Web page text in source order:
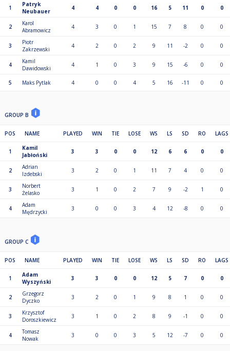
1
Patryk
Neubauer
4 4 0 0 16 5 11 0 0
2
Karol
Abramowicz
4 3 0 1 15 7 8 0 0
3
Piotr
Zakrzewski
4 2 0 2 9 11 -2 0 0
4
Kamil
Dawidowski
4 1 0 3 9 15 -6 0 0
5 Maks Pytlak 4 0 0 4 5 16 -11 0 0
GROUP B
POS NAME PLAYED WIN TIE LOSE WS LS SD RO LAGS
1
Kamil
Jabłoński
3 3 0 0 12 6 6 0 0
2
Adrian
Izdebski
3 2 0 1 11 7 4 0 0
3
Norbert
Żelasko
3 1 0 2 7 9 -2 1 0
4
Adam
Mędrzycki
3 0 0 3 4 12 -8 0 0
GROUP C
POS NAME PLAYED WIN TIE LOSE WS LS SD RO LAGS
1
Adam
Wyszyński
3 3 0 0 12 5 7 0 0
2
Grzegorz
Dyczko
3 2 0 1 9 8 1 0 0
3
Krzysztof
Doroszkiewicz
3 1 0 2 8 9 -1 0 0
4
Tomasz
Nowak
3 0 0 3 5 12 -7 0 0